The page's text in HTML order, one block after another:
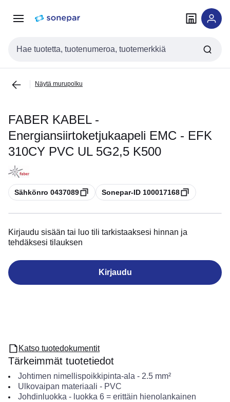
navigointiinsisältöön
Haku
Näytä murupolku
FABER KABEL -
Energiansiirtoketjukaapeli EMC - EFK
310CY PVC UL 5G2,5 K500
Kopioi
Sähkönro 0437089 Kopioi
Sonepar-ID 100017168
Kirjaudu sisään tai luo tili tarkistaaksesi hinnan ja
tehdäksesi tilauksen
Kirjaudu
Katso tuotedokumentit
Tärkeimmät tuotetiedot
Johtimen nimellispoikkipinta-ala - 2.5 mm²
Ulkovaipan materiaali - PVC
Johdinluokka - luokka 6 = erittäin hienolankainen